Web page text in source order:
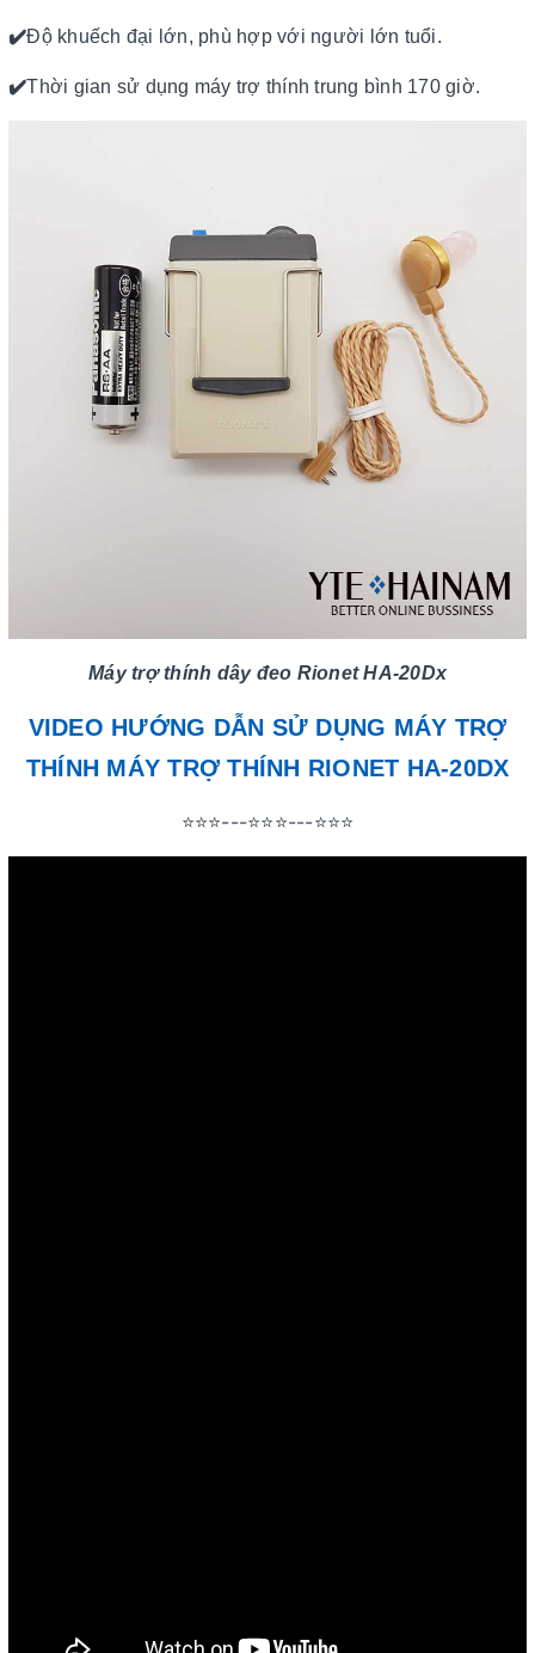
✔️Độ khuếch đại lớn, phù hợp với người lớn tuổi.
✔️Thời gian sử dụng máy trợ thính trung bình 170 giờ.
Máy trợ thính dây đeo Rionet HA-20Dx
VIDEO HƯỚNG DẪN SỬ DỤNG MÁY TRỢ
THÍNH MÁY TRỢ THÍNH RIONET HA-20DX
⭐⭐⭐---⭐⭐⭐---⭐⭐⭐